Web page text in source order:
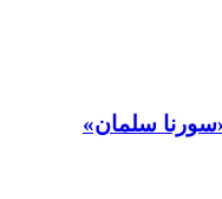
«سورنا سلمان»